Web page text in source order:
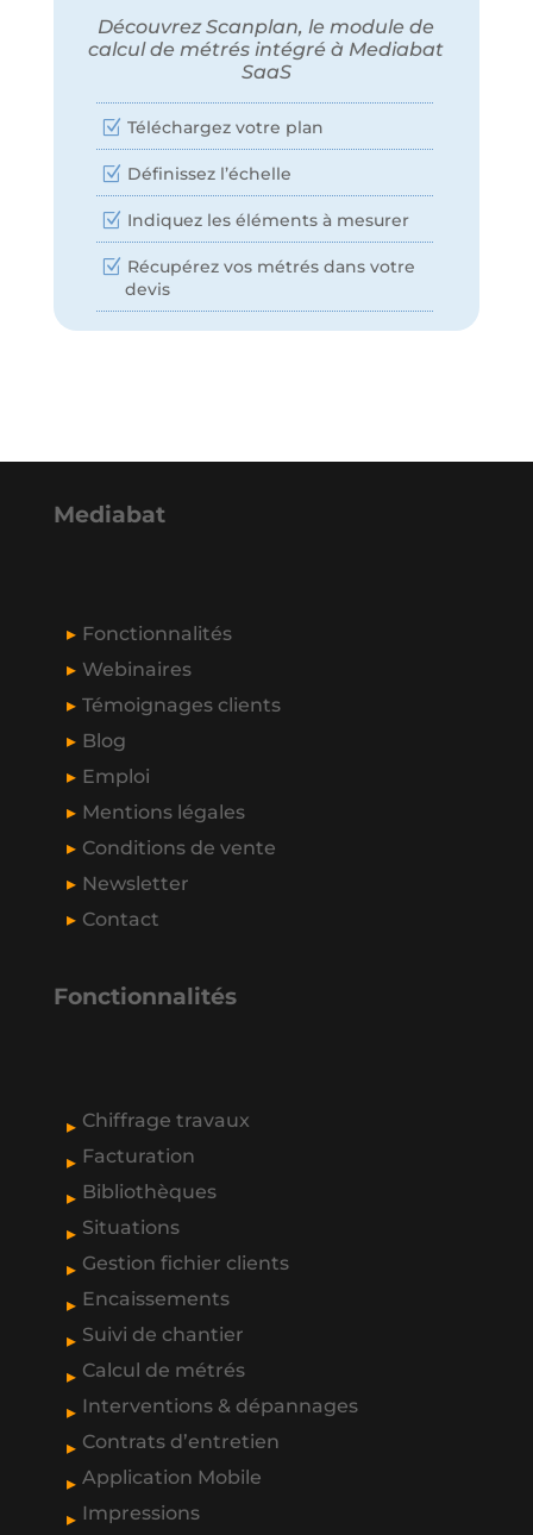
Découvrez Scanplan, le module de
calcul de métrés intégré à Mediabat
SaaS
Téléchargez votre plan
Définissez l’échelle
Indiquez les éléments à mesurer
Récupérez vos métrés dans votre
devis
Mediabat
Fonctionnalités
Webinaires
Témoignages clients
Blog
Emploi
Mentions légales
Conditions de vente
Newsletter
Contact
Fonctionnalités
Chiffrage travaux
Facturation
Bibliothèques
Situations
Gestion fichier clients
Encaissements
Suivi de chantier
Calcul de métrés
Interventions & dépannages
Contrats d’entretien
Application Mobile
Impressions